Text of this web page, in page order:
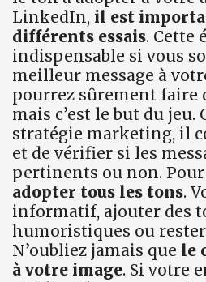
LinkedIn, il est
différents essais. Cette
indispensable si vous
meilleur message à
pourrez sûrement faire
mais c’est le but du jeu.
stratégie marketing, il
et de vérifier si les
pertinents ou non. Pour
adopter tous les tons.
informatif, ajouter des
humoristiques ou
N’oubliez jamais que le
à votre image. Si votre